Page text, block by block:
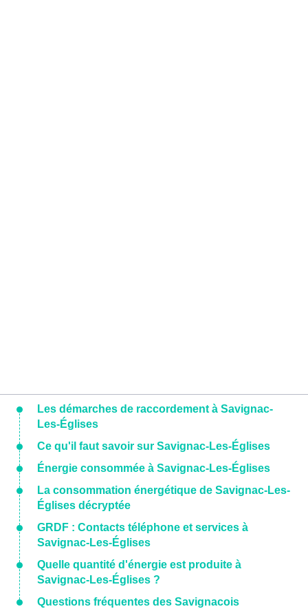
Les démarches de raccordement à Savignac-
Les-Églises
Ce qu'il faut savoir sur Savignac-Les-Églises
Énergie consommée à Savignac-Les-Églises
La consommation énergétique de Savignac-Les-
Églises décryptée
GRDF : Contacts téléphone et services à
Savignac-Les-Églises
Quelle quantité d'énergie est produite à
Savignac-Les-Églises ?
Questions fréquentes des Savignacois